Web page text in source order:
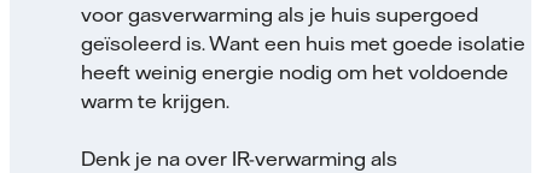
voor gasverwarming als je huis supergoed
geïsoleerd is. Want een huis met goede isolatie
heeft weinig energie nodig om het voldoende
warm te krijgen.
Denk je na over IR-verwarming als